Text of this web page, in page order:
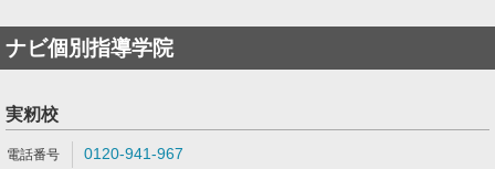
ナビ個別指導学院
実籾校
0120-941-967